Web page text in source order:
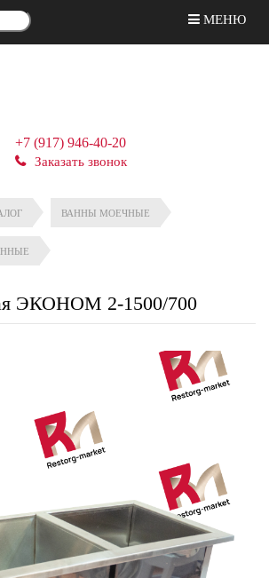
МЕНЮ
+7 (917) 946-40-20
Заказать звонок
ВАННЫ МОЕЧНЫЕ
ЭКОНОМ 2-1500/700